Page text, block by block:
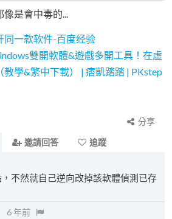
是會中毒的...
同一款软件-百度经验
雙開軟體&遊戲多開工具！在虛
學&繁中下載） | 痞凱踏踏 | PKstep
分享
邀請回答
追蹤
不然就自己逆向改掉該軟體偵測已存
6 年前